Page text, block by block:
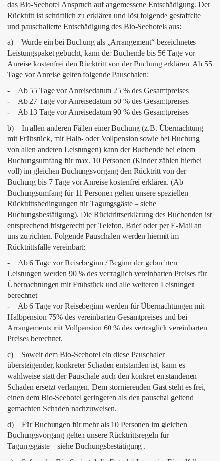
das Bio-Seehotel Anspruch auf angemessene Entschädigung. Der
Rücktritt ist schriftlich zu erklären und löst folgende gestaffelte
und pauschalierte Entschädigung des Bio-Seehotels aus:
a) Wurde ein bei Buchung als „Arrangement“ bezeichnetes
Leistungspaket gebucht, kann der Buchende bis 56 Tage vor
Anreise kostenfrei den Rücktritt von der Buchung erklären. Ab 55
Tage vor Anreise gelten folgende Pauschalen:
- Ab 55 Tage vor Anreisedatum 25 % des Gesamtpreises
- Ab 27 Tage vor Anreisedatum 50 % des Gesamtpreises
- Ab 13 Tage vor Anreisedatum 90 % des Gesamtpreises
b) In allen anderen Fällen einer Buchung (z.B. Übernachtung
mit Frühstück, mit Halb- oder Vollpension sowie bei Buchung
von allen anderen Leistungen) kann der Buchende bei einem
Buchungsumfang für max. 10 Personen (Kinder zählen hierbei
voll) im gleichen Buchungsvorgang den Rücktritt von der
Buchung bis 7 Tage vor Anreise kostenfrei erklären. (Ab
Buchungsumfang für 11 Personen gelten unsere speziellen
Rücktrittsbedingungen für Tagungsgäste – siehe
Buchungsbestätigung). Die Rücktrittserklärung des Buchenden ist
entsprechend fristgerecht per Telefon, Brief oder per E-Mail an
uns zu richten. Folgende Pauschalen werden hiermit im
Rücktrittsfalle vereinbart:
- Ab 6 Tage vor Reisebeginn / Beginn der gebuchten
Leistungen werden 90 % des vertraglich vereinbarten Preises für
Übernachtungen mit Frühstück und alle weiteren Leistungen
berechnet
- Ab 6 Tage vor Reisebeginn werden für Übernachtungen mit
Halbpension 75% des vereinbarten Gesamtpreises und bei
Arrangements mit Vollpension 60 % des vertraglich vereinbarten
Preises berechnet.
c) Soweit dem Bio-Seehotel ein diese Pauschalen
übersteigender, konkreter Schaden entstanden ist, kann es
wahlweise statt der Pauschale auch den konkret entstandenen
Schaden ersetzt verlangen. Dem stornierenden Gast steht es frei,
einen dem Bio-Seehotel geringeren als den pauschal geltend
gemachten Schaden nachzuweisen.
d) Für Buchungen für mehr als 10 Personen im gleichen
Buchungsvorgang gelten unsere Rücktrittsregeln für
Tagungsgäste – siehe Buchungsbestätigung .